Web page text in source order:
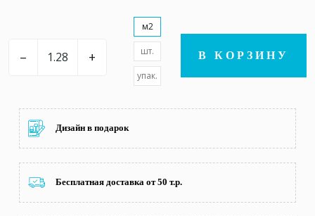
– +
м2
шт.
упак.
В КОРЗИНУ
Дизайн в подарок
Бесплатная доставка от 50 т.р.